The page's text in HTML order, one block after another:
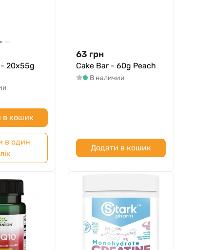
- 20х55g
в кошик
в один
63 грн
Cake Bar - 60g Peach
В наличии
Додати в кошик